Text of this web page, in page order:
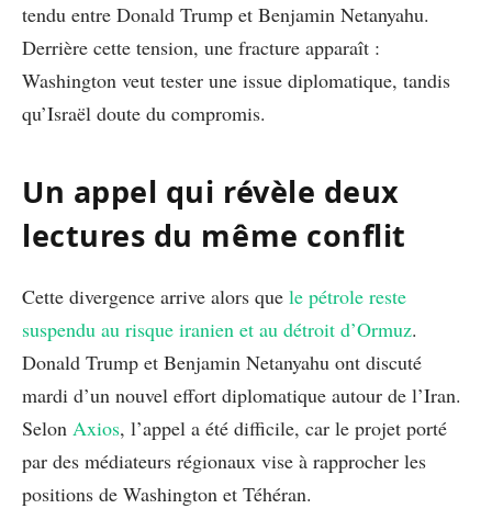
tendu entre Donald Trump et Benjamin Netanyahu.
Derrière cette tension, une fracture apparaît :
Washington veut tester une issue diplomatique, tandis
qu’Israël doute du compromis.
Un appel qui révèle deux
lectures du même conflit
Cette divergence arrive alors que le pétrole reste
suspendu au risque iranien et au détroit d’Ormuz.
Donald Trump et Benjamin Netanyahu ont discuté
mardi d’un nouvel effort diplomatique autour de l’Iran.
Selon Axios, l’appel a été difficile, car le projet porté
par des médiateurs régionaux vise à rapprocher les
positions de Washington et Téhéran.